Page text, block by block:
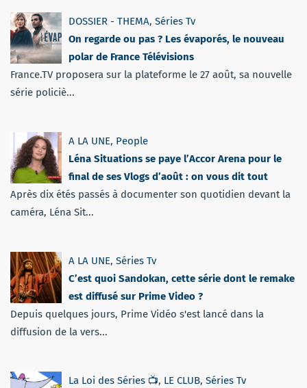
DOSSIER - THEMA, Séries Tv
On regarde ou pas ? Les évaporés, le nouveau
polar de France Télévisions
France.TV proposera sur la plateforme le 27 août, sa nouvelle
série policiè...
A LA UNE, People
Léna Situations se paye l’Accor Arena pour le
final de ses Vlogs d’août : on vous dit tout
Après dix étés passés à documenter son quotidien devant la
caméra, Léna Sit...
A LA UNE, Séries Tv
C’est quoi Sandokan, cette série dont le remake
est diffusé sur Prime Video ?
Depuis quelques jours, Prime Vidéo s'est lancé dans la
diffusion de la vers...
La Loi des Séries 📺, LE CLUB, Séries Tv